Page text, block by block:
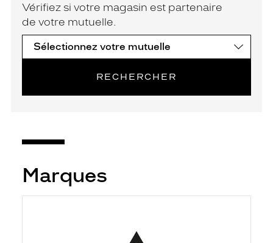
Vérifiez si votre magasin est partenaire
de votre mutuelle.
RECHERCHER
Marques